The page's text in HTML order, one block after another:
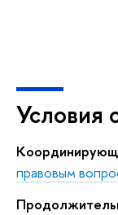
Условия
правовым